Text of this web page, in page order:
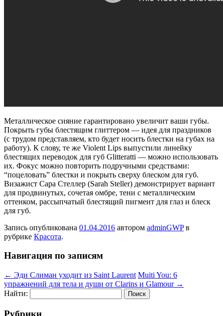
Металлическое сияние гарантировано увеличит ваши губы.
Покрыть губы блестящим глиттером — идея для праздников
(с трудом представляем, кто будет носить блестки на губах на
работу). К слову, те же Violent Lips выпустили линейку
блестящих переводок для губ Glitteratti — можно использовать
их. Фокус можно повторить подручными средствами:
“поцеловать” блестки и покрыть сверху блеском для губ.
Визажист Сара Стеллер (Sarah Steller) демонстрирует вариант
для продвинутых, сочетая омбре, тени с металлическим
оттенком, рассыпчатый блестящий пигмент для глаз и блеск
для губ.
Запись опубликована 01.04.2016 автором adminGWPв
рубрике Красота.
Навигация по записям
← Эди Слиман уходит из Saint Laurent Muiti You: 6
упражнений для тела и души от Clarins и Glamour →
Найти:
Рубрики